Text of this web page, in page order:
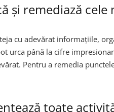
și remediază
cu adevărat informațiile,
urca până la cifre
Pentru a remedia
toate